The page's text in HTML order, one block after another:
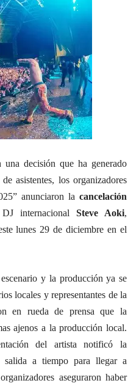
una decisión que ha generado
asistentes, los organizadores
anunciaron la cancelación
internacional Steve Aoki,
lunes 29 de diciembre en el
y la producción ya se
locales y representantes de la
en rueda de prensa que la
ajenos a la producción local.
del artista notificó la
salida a tiempo para llegar a
aseguraron haber